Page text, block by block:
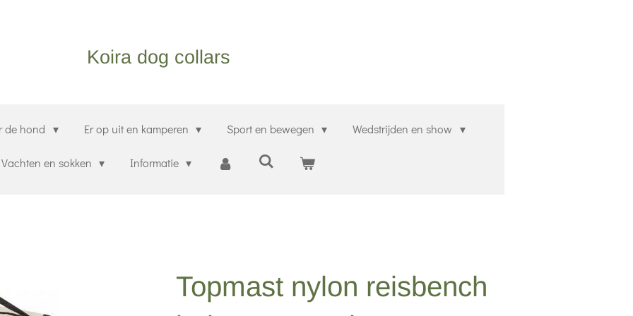
Koira dog collars
de hond Er op uit en kamperen Sport en bewegen Wedstrijden en show
Vachten en sokken Informatie
Topmast nylon reisbench